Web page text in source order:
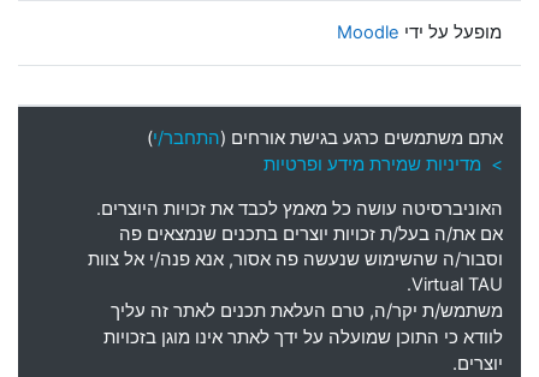
מופעל על ידי Moodle
אתם משתמשים כרגע בגישת אורחים (התחבר/י)
> מדיניות שמירת מידע ופרטיות
האוניברסיטה עושה כל מאמץ לכבד את זכויות היוצרים.
אם את/ה בעל/ת זכויות יוצרים בתכנים שנמצאים פה
וסבור/ה שהשימוש שנעשה פה אסור, אנא פנה/י אל צוות
Virtual TAU.
משתמש/ת יקר/ה, טרם העלאת תכנים לאתר זה עליך
לוודא כי התוכן שמועלה על ידך לאתר אינו מוגן בזכויות
יוצרים.